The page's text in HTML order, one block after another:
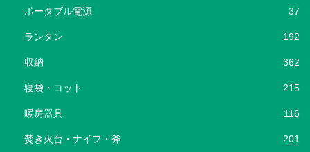
ポータブル電源 37
ランタン 192
収納 362
寝袋・コット 215
暖房器具 116
焚き火台・ナイフ・斧 201